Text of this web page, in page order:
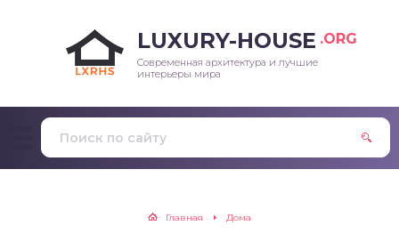
LUXURY-HOUSE .ORG
Современная архитектура и лучшие
интерьеры мира
Главная Дома